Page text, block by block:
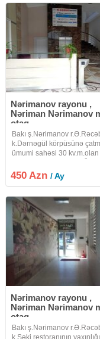
4.80dır.
Nərimanov rayonu ,
Nəriman Nərimanov
otaq
Bakı ş.Nərimanov
k.Dərnəgül körpüsünə
ümumi sahəsi 30 kv.m.olan
mərtəbəsində yerləşən
icarəyə verilir. Ofis işıqlıdır,
450 Azn/ Ay
Nərimanov rayonu ,
Nəriman Nərimanov
otaq
Bakı ş.Nərimanov
k.Şəki restoranının